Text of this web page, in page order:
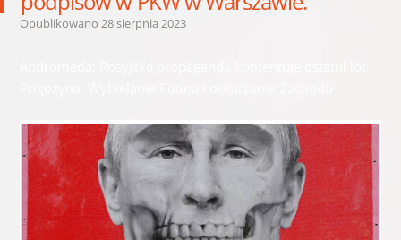
Opublikowano 28 sierpnia 2023